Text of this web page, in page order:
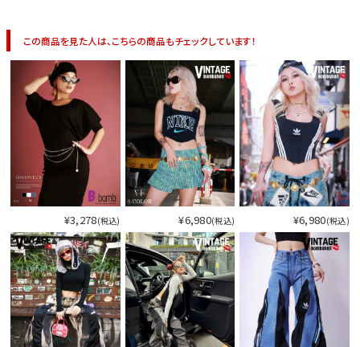
この商品を見た人は、こちらの商品もチェックしています！
¥3,278(税込) ¥6,980(税込) ¥6,980(税込)